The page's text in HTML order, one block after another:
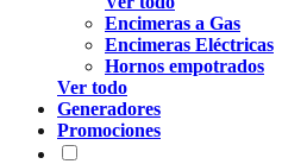
Encimeras a Gas
Encimeras Eléctricas
Hornos empotrados
Ver todo
Generadores
Promociones